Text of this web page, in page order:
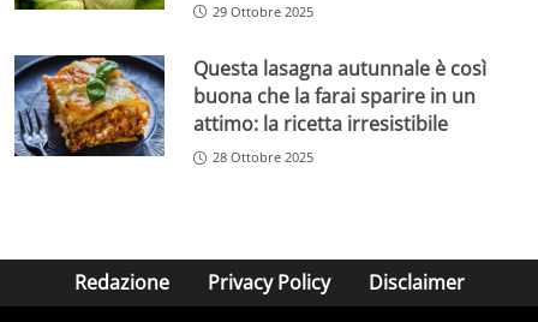
29 Ottobre 2025
Questa lasagna autunnale è così
buona che la farai sparire in un
attimo: la ricetta irresistibile
28 Ottobre 2025
Redazione Privacy Policy Disclaimer